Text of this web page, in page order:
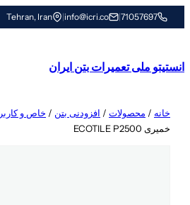
به
71057697
|
info@icri.co
|
Tehran, Iran
انستیتو ملی تعمیرات بتن ایران
خانه / محصولات / افزودنی بتن / خاص و
خمیری ECOTILE P2500